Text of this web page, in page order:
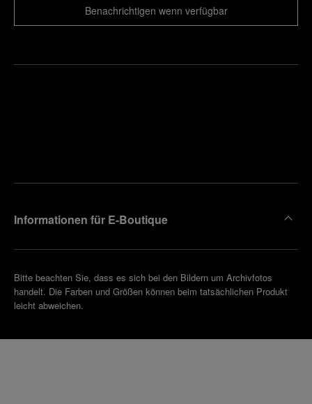
Benachrichtigen wenn verfügbar
Informationen für E-Boutique
Bitte beachten Sie, dass es sich bei den Bildern um Archivfotos
handelt. Die Farben und Größen können beim tatsächlichen Produkt
leicht abweichen.